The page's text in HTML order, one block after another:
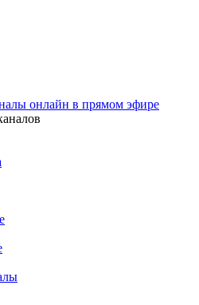
онлайн в прямом эфире